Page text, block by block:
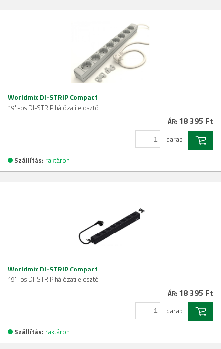
Worldmix DI-STRIP Compact
19''-os DI-STRIP hálózati elosztó
ÁR: 18 395 Ft
darab
Szállítás: raktáron
Worldmix DI-STRIP Compact
19''-os DI-STRIP hálózati elosztó
ÁR: 18 395 Ft
darab
Szállítás: raktáron